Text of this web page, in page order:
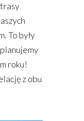
To były
roku!
z obu